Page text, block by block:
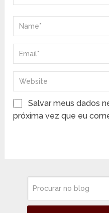
Salvar meus dados
próxima vez que eu